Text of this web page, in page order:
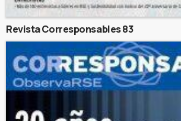
Revista Corresponsables 83